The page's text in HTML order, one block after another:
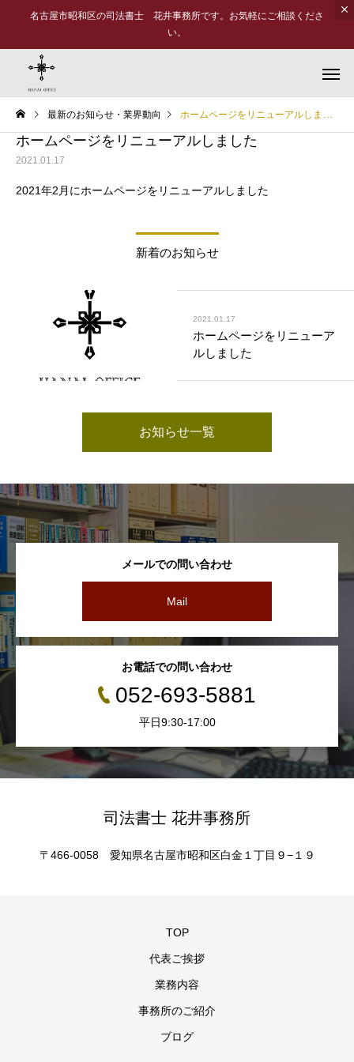
名古屋市昭和区の司法書士 花井事務所です。お気軽にご相談くださ
い。
不動産登記
その他業務
最新のお知らせ・業界動向 ホームページをリニューアルしました
ホームページをリニューアルしました
2021.01.17
2021年2月にホームページをリニューアルしました
新着のお知らせ
2021.01.17
ホームページをリニューア
ルしました
お知らせ一覧
メールでの問い合わせ
Mail
お電話での問い合わせ
052-693-5881
平日9:30-17:00
司法書士 花井事務所
〒466-0058 愛知県名古屋市昭和区白金１丁目９−１９
TOP
代表ご挨拶
業務内容
事務所のご紹介
ブログ